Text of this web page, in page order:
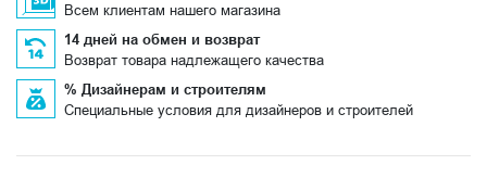
Всем клиентам нашего магазина
14 дней на обмен и возврат
Возврат товара надлежащего качества
% Дизайнерам и строителям
Специальные условия для дизайнеров и строителей